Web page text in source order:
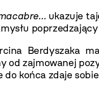
ukazuje
Berdyszaka
od zajmowanej
do końca zdaje